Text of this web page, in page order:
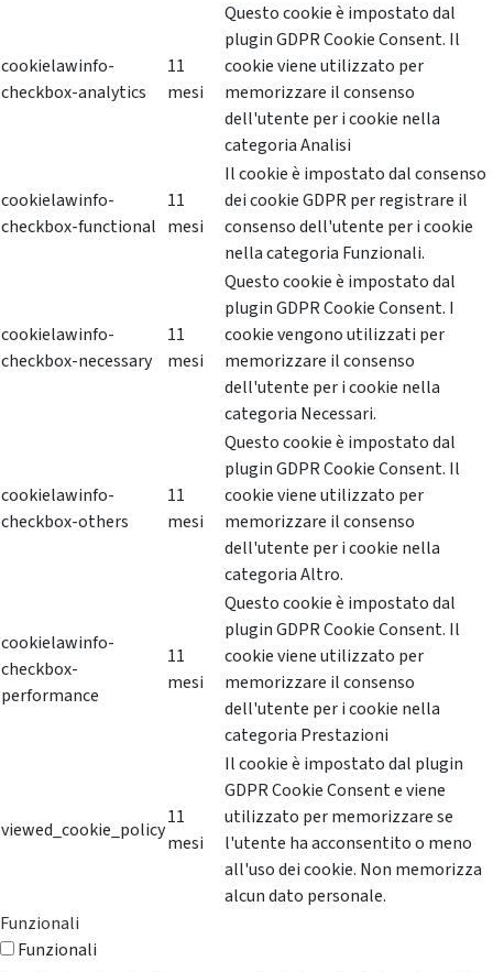
cookielawinfo-
checkbox-analytics
11
mesi
Questo cookie è impostato dal
plugin GDPR Cookie Consent. Il
cookie viene utilizzato per
memorizzare il consenso
dell'utente per i cookie nella
categoria Analisi
cookielawinfo-
checkbox-functional
11
mesi
Il cookie è impostato dal consenso
dei cookie GDPR per registrare il
consenso dell'utente per i cookie
nella categoria Funzionali.
cookielawinfo-
checkbox-necessary
11
mesi
Questo cookie è impostato dal
plugin GDPR Cookie Consent. I
cookie vengono utilizzati per
memorizzare il consenso
dell'utente per i cookie nella
categoria Necessari.
cookielawinfo-
checkbox-others
11
mesi
Questo cookie è impostato dal
plugin GDPR Cookie Consent. Il
cookie viene utilizzato per
memorizzare il consenso
dell'utente per i cookie nella
categoria Altro.
cookielawinfo-
checkbox-
performance
11
mesi
Questo cookie è impostato dal
plugin GDPR Cookie Consent. Il
cookie viene utilizzato per
memorizzare il consenso
dell'utente per i cookie nella
categoria Prestazioni
viewed_cookie_policy
11
mesi
Il cookie è impostato dal plugin
GDPR Cookie Consent e viene
utilizzato per memorizzare se
l'utente ha acconsentito o meno
all'uso dei cookie. Non memorizza
alcun dato personale.
Funzionali
Funzionali